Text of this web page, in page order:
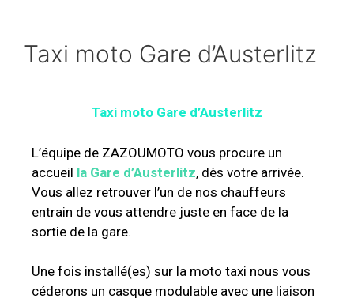
Taxi moto Gare d’Austerlitz
Taxi moto Gare d’Austerlitz
L’équipe de ZAZOUMOTO vous procure un
accueil la Gare d’Austerlitz, dès votre arrivée.
Vous allez retrouver l’un de nos chauffeurs
entrain de vous attendre juste en face de la
sortie de la gare.
Une fois installé(es) sur la moto taxi nous vous
céderons un casque modulable avec une liaison